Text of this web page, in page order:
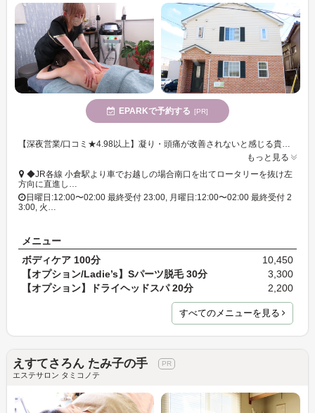
EPARKで予約する [PR]
【深夜営業/口コミ★4.98以上】凝り・頭痛が改善されないと感じる貴方へ...落ち着くゆったり個室空間完備♪
もっと見る
◆JR各線 小倉駅より車でお越しの場合南口を出てロータリーを抜け左
方向に直進し…
日曜日:12:00〜02:00 最終受付 23:00, 月曜日:12:00〜02:00 最終受付 2
3:00, 火…
メニュー
ボディケア 100分
10,450
【オプション/Ladie’s】Sパーツ脱毛 30分
3,300
【オプション】ドライヘッドスパ 20分
2,200
すべてのメニューを見る
えすてさろん たみ子の手
エステサロン タミコノテ